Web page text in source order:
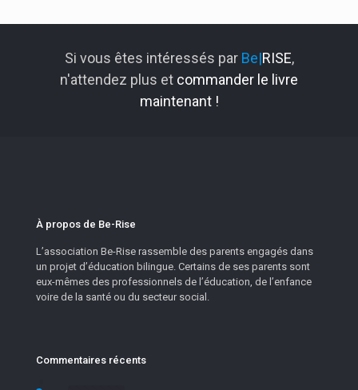
Si vous êtes intéressés par Be|RISE,
n'attendez plus et commander le livre
maintenant !
À propos de Be-Rise
L’association Be-Rise rassemble des parents engagés dans
un projet d’éducation bilingue. Certains de ses parents sont
eux-mêmes des professionnels de l’éducation, de l’enfance
voire de la santé ou du secteur social.
Commentaires récents